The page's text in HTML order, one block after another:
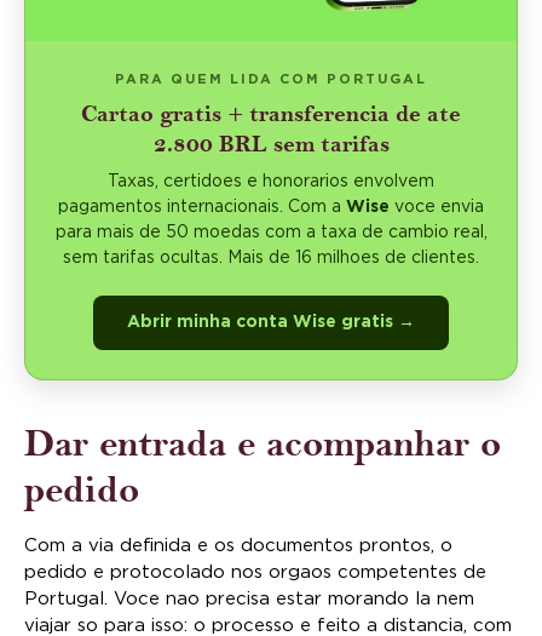
PARA QUEM LIDA COM PORTUGAL
Cartao gratis + transferencia de ate
2.800 BRL sem tarifas
Taxas, certidoes e honorarios envolvem
pagamentos internacionais. Com a Wise voce envia
para mais de 50 moedas com a taxa de cambio real,
sem tarifas ocultas. Mais de 16 milhoes de clientes.
Abrir minha conta Wise gratis →
Dar entrada e acompanhar o
pedido
Com a via definida e os documentos prontos, o
pedido e protocolado nos orgaos competentes de
Portugal. Voce nao precisa estar morando la nem
viajar so para isso: o processo e feito a distancia, com